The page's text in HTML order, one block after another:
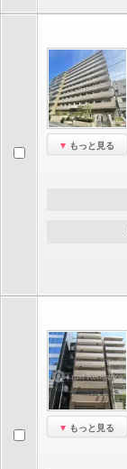
もっと見る
もっと見る